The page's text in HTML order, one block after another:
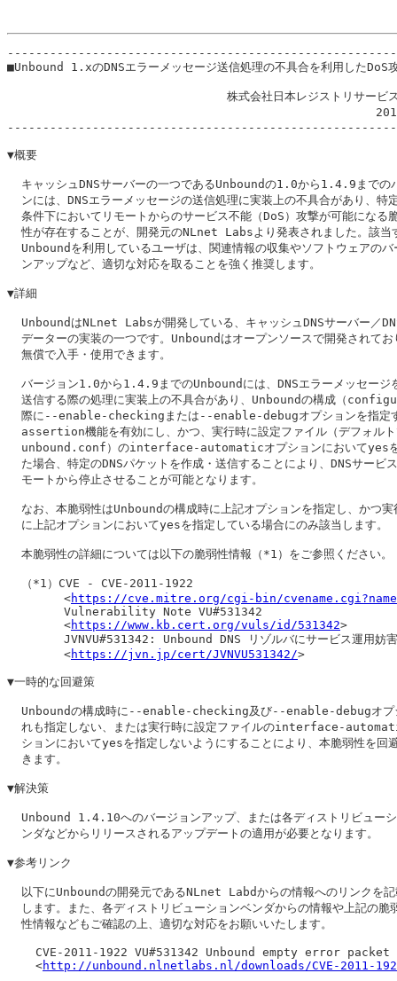
■Unbound 1.xのDNSエラーメッセージ送信処理の不具合を利用したDoS
株式会社日本レジストリサービ
▼概要
キャッシュDNSサーバーの一つであるUnboundの1.0から1.4.9までの
ンには、DNSエラーメッセージの送信処理に実装上の不具合があり、特
条件下においてリモートからのサービス不能（DoS）攻撃が可能になる
性が存在することが、開発元のNLnet Labsより発表されました。該当
Unboundを利用しているユーザは、関連情報の収集やソフトウェアのバ
  ンアップなど、適切な対応を取ることを強く推奨します。
▼詳細
UnboundはNLnet Labsが開発している、キャッシュDNSサーバー／
データーの実装の一つです。Unboundはオープンソースで開発されてお
  無償で入手・使用できます。
バージョン1.0から1.4.9までのUnboundには、DNSエラーメッセージ
送信する際の処理に実装上の不具合があり、Unboundの構成（
際に--enable-checkingまたは--enable-debugオプションを指定
assertion機能を有効にし、かつ、実行時に設定ファイル（デフォル
unbound.conf）のinterface-automaticオプションにおいてyes
た場合、特定のDNSパケットを作成・送信することにより、DNSサービ
  モートから停止させることが可能となります。
なお、本脆弱性はUnboundの構成時に上記オプションを指定し、かつ実
  に上記オプションにおいてyesを指定している場合にのみ該当します。
  本脆弱性の詳細については以下の脆弱性情報（*1）をご参照ください。
  （*1）CVE - CVE-2011-1922
        <
https://cve.mitre.org/cgi-bin/
        Vulnerability Note VU#531342
        <
https://www.kb.cert.org/vuls/id/531342>
JVNVU#531342: Unbound DNS リゾルバにサービス運用妨
        <
https://jvn.jp/cert/JVNVU531342/>
▼一時的な回避策
Unboundの構成時に--enable-checking及び--enable-debugオプ
れも指定しない、または実行時に設定ファイルのinterface-
ションにおいてyesを指定しないようにすることにより、本脆弱性を回
  きます。
▼解決策
Unbound 1.4.10へのバージョンアップ、または各ディストリビュー
  ンダなどからリリースされるアップデートの適用が必要となります。
▼参考リンク
以下にUnboundの開発元であるNLnet Labdからの情報へのリンクを記
します。また、各ディストリビューションベンダからの情報や上記の脆
  性情報などもご確認の上、適切な対応をお願いいたします。
CVE-2011-1922 VU#531342 Unbound empty error packet
    <
http://unbound.nlnetlabs.nl/downloads/CVE-2011-